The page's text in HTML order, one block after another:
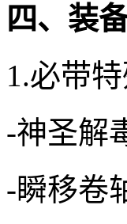
四、装
1.必带
-神圣解
-瞬移卷